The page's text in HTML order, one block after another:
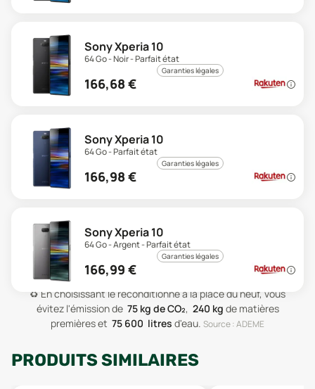
Sony Xperia 10
64 Go - Noir - Parfait état
Garanties légales
166,68 €
Sony Xperia 10
64 Go - Parfait état
Garanties légales
166,98 €
Sony Xperia 10
64 Go - Argent - Parfait état
Garanties légales
166,99 €
♻️ En choisissant le reconditionné à la place du neuf, vous
évitez l'émission de 75 kg de CO₂, 240 kg de matières
premièreset 75 600 litres d'eau. Source : ADEME
PRODUITS SIMILAIRES